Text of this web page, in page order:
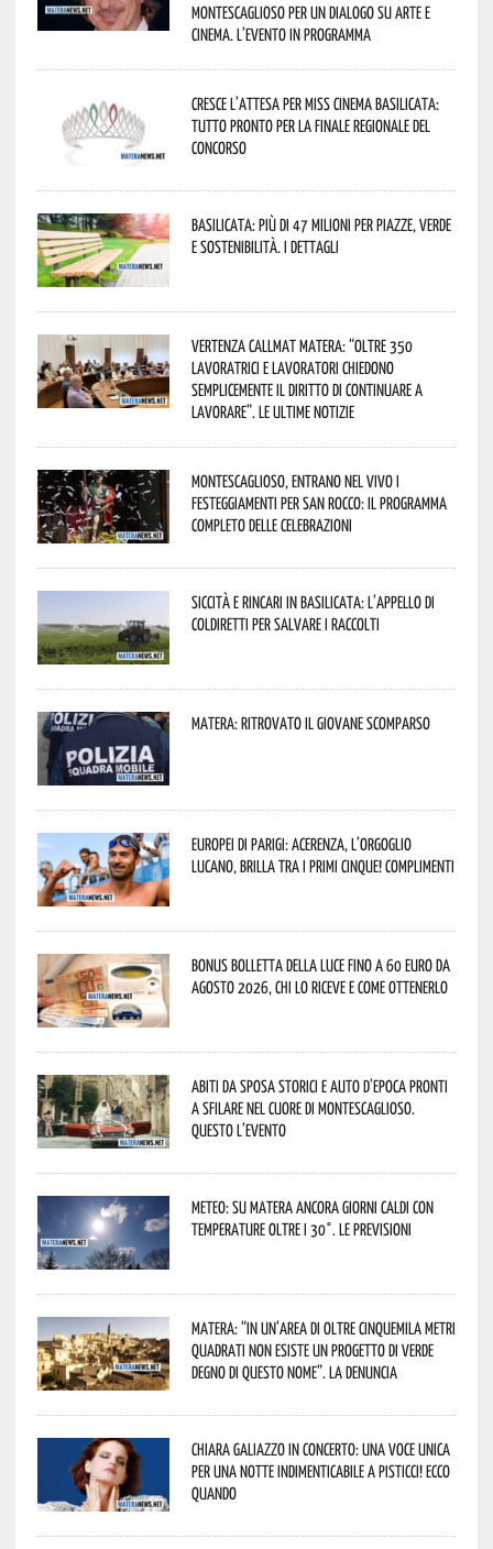
Montescaglioso per un dialogo su arte e
cinema. L’evento in programma
Cresce l’attesa per Miss Cinema Basilicata:
tutto pronto per la finale regionale del
concorso
Basilicata: più di 47 milioni per piazze, verde
e sostenibilità. I dettagli
Vertenza CallMat Matera: “Oltre 350
lavoratrici e lavoratori chiedono
semplicemente il diritto di continuare a
lavorare”. Le ultime notizie
Montescaglioso, entrano nel vivo i
festeggiamenti per San Rocco: il programma
completo delle celebrazioni
Siccità e rincari in Basilicata: l’appello di
Coldiretti per salvare i raccolti
Matera: ritrovato il giovane scomparso
Europei di Parigi: Acerenza, l’orgoglio
lucano, brilla tra i primi cinque! Complimenti
Bonus bolletta della luce fino a 60 euro da
agosto 2026, chi lo riceve e come ottenerlo
Abiti da sposa storici e auto d’epoca pronti
a sfilare nel cuore di Montescaglioso.
Questo l’evento
Meteo: su Matera ancora giorni caldi con
temperature oltre i 30°. Le previsioni
Matera: “In un’area di oltre cinquemila metri
quadrati non esiste un progetto di verde
degno di questo nome”. La denuncia
Chiara Galiazzo in concerto: una voce unica
per una notte indimenticabile a Pisticci! Ecco
quando